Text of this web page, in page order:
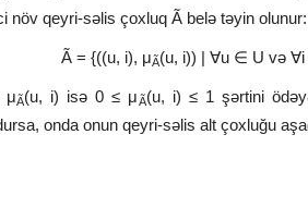
növ qeyri-səlis çoxluq Ã belə təyin olunur:
Ã = {((u, i), μÃ(u, i)) | ∀u ∈ U və
μÃ(u, i) isə 0 ≤ μÃ(u, i) ≤ 1 şərtini
onda onun qeyri-səlis alt çoxluğu